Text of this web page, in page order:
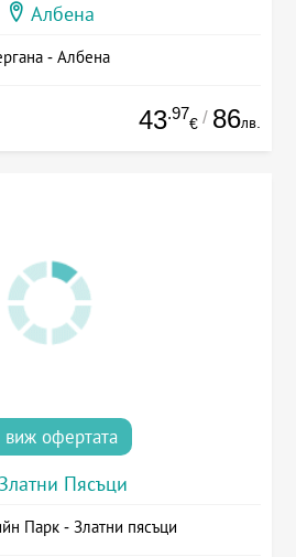
Албена
- Албена
43.97
€ / 86лв.
виж офертата
Златни Пясъци
Парк - Златни пясъци